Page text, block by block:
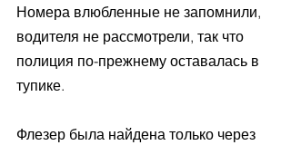
Номера влюбленные не запомнили,
водителя не рассмотрели, так что
полиция по-прежнему оставалась в
тупике.
Флезер была найдена только через